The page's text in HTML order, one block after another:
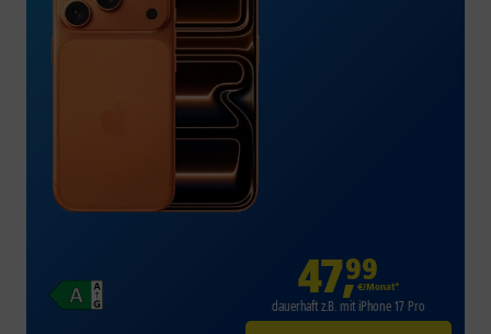
47,99
€/Monat*
dauerhaft z.B. mit iPhone 17 Pro